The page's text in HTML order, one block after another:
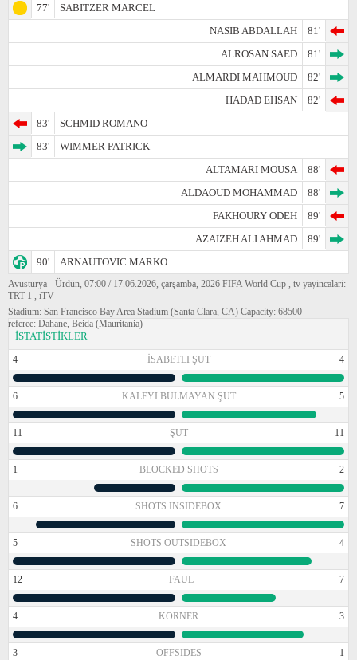
77'
SABITZER MARCEL
NASIB ABDALLAH
81'
ALROSAN SAED
81'
ALMARDI MAHMOUD
82'
HADAD EHSAN
82'
83'
SCHMID ROMANO
83'
WIMMER PATRICK
ALTAMARI MOUSA
88'
ALDAOUD MOHAMMAD
88'
FAKHOURY ODEH
89'
AZAIZEH ALI AHMAD
89'
90'
ARNAUTOVIC MARKO
Avusturya - Ürdün, 07:00 / 17.06.2026, çarşamba, 2026 FIFA World Cup , tv yayincalari:
TRT 1 , iTV
Stadium: San Francisco Bay Area Stadium (Santa Clara, CA) Capacity: 68500
referee: Dahane, Beida (Mauritania)
İSTATİSTİKLER
4 İSABETLI ŞUT 4
6 KALEYI BULMAYAN ŞUT 5
11 ŞUT 11
1 BLOCKED SHOTS 2
6 SHOTS INSIDEBOX 7
5 SHOTS OUTSIDEBOX 4
12 FAUL 7
4 KORNER 3
3 OFFSIDES 1